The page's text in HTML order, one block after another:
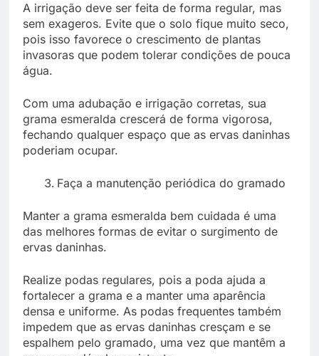
A irrigação deve ser feita de forma regular, mas
sem exageros. Evite que o solo fique muito seco,
pois isso favorece o crescimento de plantas
invasoras que podem tolerar condições de pouca
água.
Com uma adubação e irrigação corretas, sua
grama esmeralda crescerá de forma vigorosa,
fechando qualquer espaço que as ervas daninhas
poderiam ocupar.
Faça a manutenção periódica do gramado
Manter a grama esmeralda bem cuidada é uma
das melhores formas de evitar o surgimento de
ervas daninhas.
Realize podas regulares, pois a poda ajuda a
fortalecer a grama e a manter uma aparência
densa e uniforme. As podas frequentes também
impedem que as ervas daninhas cresçam e se
espalhem pelo gramado, uma vez que mantêm a